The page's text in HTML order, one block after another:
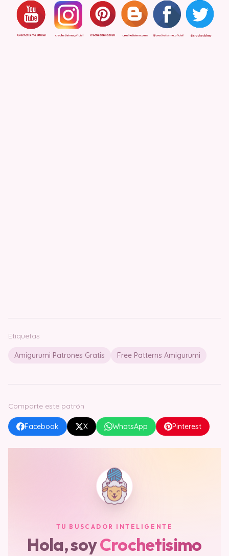
Etiquetas
Amigurumi Patrones Gratis Free Patterns Amigurumi
Comparte este patrón
Facebook X WhatsApp Pinterest
TU BUSCADOR INTELIGENTE
Hola, soyCrochetisimo